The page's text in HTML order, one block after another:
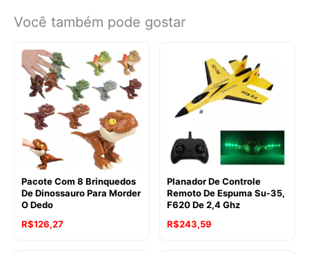
Você também pode gostar
Pacote Com 8 Brinquedos
De Dinossauro Para Morder
O Dedo
R$126,27
Planador De Controle
Remoto De Espuma Su-35,
F620 De 2,4 Ghz
R$243,59